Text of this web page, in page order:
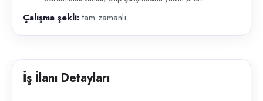
Çalışma şekli:tam zamanlı.
İş İlanı Detayları